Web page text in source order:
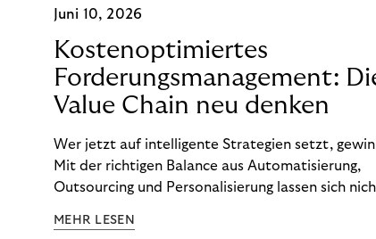
Juni 10, 2026
Kostenoptimiertes
Forderungsmanagement:
Value Chain neu denken
Wer jetzt auf intelligente Strategien setzt,
Mit der richtigen Balance aus Automatisierung,
Outsourcing und Personalisierung lassen sich
Ergebnisse sichern. Riverty zeigt, wie Recovery-
MEHR LESEN